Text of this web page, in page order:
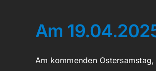
Am
Am kommenden